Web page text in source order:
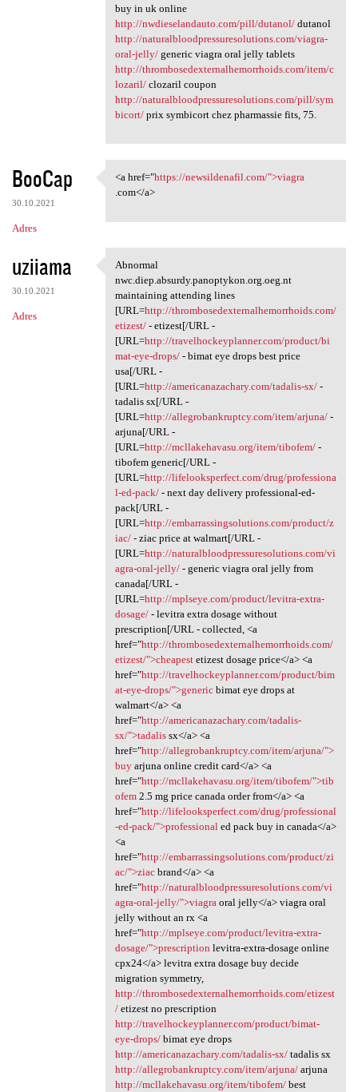
buy in uk online
http://nwdieselandauto.com/pill/dutanol/dutanol
http://naturalbloodpressuresolutions.com/viagra-
oral-jelly/generic viagra oral jelly tablets
http://thrombosedexternalhemorrhoids.com/item/c
lozaril/clozaril coupon
http://naturalbloodpressuresolutions.com/pill/sym
bicort/prix symbicort chez pharmassie fits, 75.
BooCap
30.10.2021
Adres
<a href="https:/
<a href="https://newsildenafil.com/">viagra
.com</a>
uziiama
30.10.2021
Adres
Abnormal nwc.diep.absurdy
Abnormal
nwc.diep.absurdy.panoptykon.org.oeg.nt
maintaining attending lines
[URL=http://thrombosedexternalhemorrhoids.com/
etizest/- etizest[/URL -
[URL=http://travelhockeyplanner.com/product/bi
mat-eye-drops/- bimat eye drops best price
usa[/URL -
[URL=http://americanazachary.com/tadalis-sx/-
tadalis sx[/URL -
[URL=http://allegrobankruptcy.com/item/arjuna/-
arjuna[/URL -
[URL=http://mcllakehavasu.org/item/tibofem/-
tibofem generic[/URL -
[URL=http://lifelooksperfect.com/drug/professiona
l-ed-pack/- next day delivery professional-ed-
pack[/URL -
[URL=http://embarrassingsolutions.com/product/z
iac/- ziac price at walmart[/URL -
[URL=http://naturalbloodpressuresolutions.com/vi
agra-oral-jelly/- generic viagra oral jelly from
canada[/URL -
[URL=http://mplseye.com/product/levitra-extra-
dosage/- levitra extra dosage without
prescription[/URL - collected, <a
href="http://thrombosedexternalhemorrhoids.com/
etizest/">cheapestetizest dosage price</a> <a
href="http://travelhockeyplanner.com/product/bim
at-eye-drops/">genericbimat eye drops at
walmart</a> <a
href="http://americanazachary.com/tadalis-
sx/">tadalissx</a> <a
href="http://allegrobankruptcy.com/item/arjuna/">
buyarjuna online credit card</a> <a
href="http://mcllakehavasu.org/item/tibofem/">tib
ofem2.5 mg price canada order from</a> <a
href="http://lifelooksperfect.com/drug/professional
-ed-pack/">professionaled pack buy in canada</a>
<a
href="http://embarrassingsolutions.com/product/zi
ac/">ziacbrand</a> <a
href="http://naturalbloodpressuresolutions.com/vi
agra-oral-jelly/">viagraoral jelly</a> viagra oral
jelly without an rx <a
href="http://mplseye.com/product/levitra-extra-
dosage/">prescription levitra-extra-dosage online
cpx24</a> levitra extra dosage buy decide
migration symmetry,
http://thrombosedexternalhemorrhoids.com/etizest
/etizest no prescription
http://travelhockeyplanner.com/product/bimat-
eye-drops/bimat eye drops
http://americanazachary.com/tadalis-sx/tadalis sx
http://allegrobankruptcy.com/item/arjuna/arjuna
http://mcllakehavasu.org/item/tibofem/best